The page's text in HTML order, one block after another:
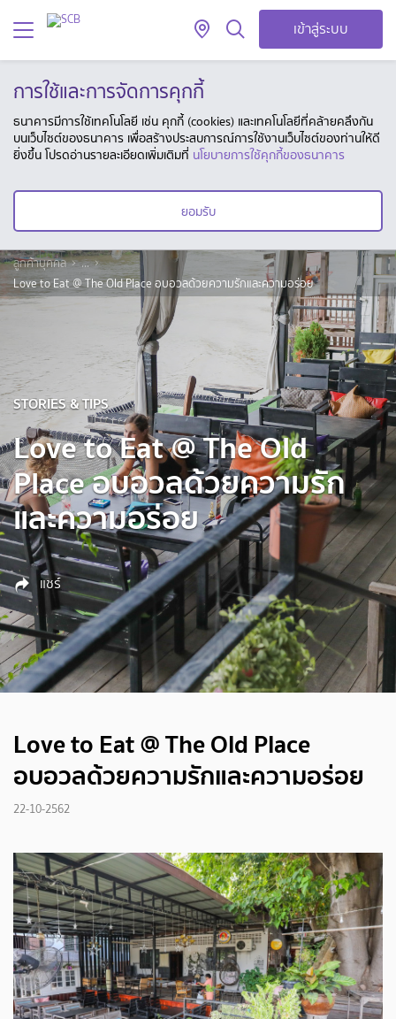
เข้าสู่ระบบ
การใช้และการจัดการคุกกี้
ธนาคารมีการใช้เทคโนโลยี เช่น คุกกี้ (cookies) และเทคโนโลยีที่คล้ายคลึงกัน
บนเว็บไซต์ของธนาคาร เพื่อสร้างประสบการณ์การใช้งานเว็บไซต์ของท่านให้ดี
ยิ่งขึ้น โปรดอ่านรายละเอียดเพิ่มเติมที่ นโยบายการใช้คุกกี้ของธนาคาร
ยอมรับ
ลูกค้าบุคคล
...
Love to Eat @ The Old Place อบอวลด้วยความรักและความอร่อย
STORIES & TIPS
Love to Eat @ The Old
Place อบอวลด้วยความรัก
และความอร่อย
แชร์
Love to Eat @ The Old Place
อบอวลด้วยความรักและความอร่อย
22-10-2562